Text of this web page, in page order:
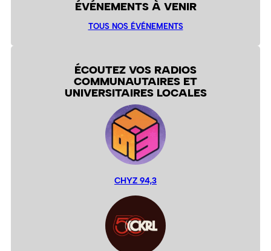
ÉVÉNEMENTS À VENIR
TOUS NOS ÉVÉNEMENTS
ÉCOUTEZ VOS RADIOS
COMMUNAUTAIRES ET
UNIVERSITAIRES LOCALES
CHYZ 94,3